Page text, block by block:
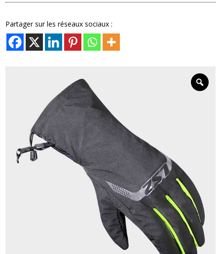
Thermorain
Partager sur les réseaux sociaux :